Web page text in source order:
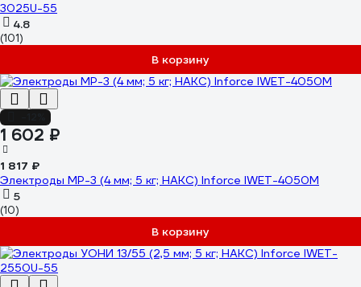
3025U-55
4.8
(101)
В корзину
1 602 ₽
1 817 ₽
Электроды МР-3 (4 мм; 5 кг; НАКС) Inforce IWET-4050M
5
(10)
В корзину